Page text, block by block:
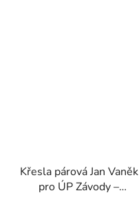
Křesla párová Jan Vaněk
pro ÚP Závody –